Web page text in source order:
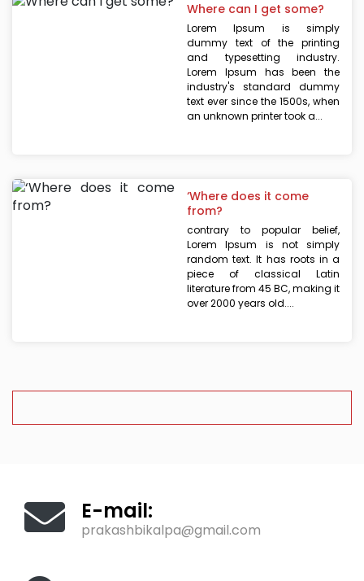
Where can I get some?
Lorem Ipsum is simply
dummy text of the printing
and typesetting industry.
Lorem Ipsum has been the
industry's standard dummy
text ever since the 1500s, when
an unknown printer took a...
‘Where does it come
from?
contrary to popular belief,
Lorem Ipsum is not simply
random text. It has roots in a
piece of classical Latin
literature from 45 BC, making it
over 2000 years old....
E-mail:
prakashbikalpa@gmail.com